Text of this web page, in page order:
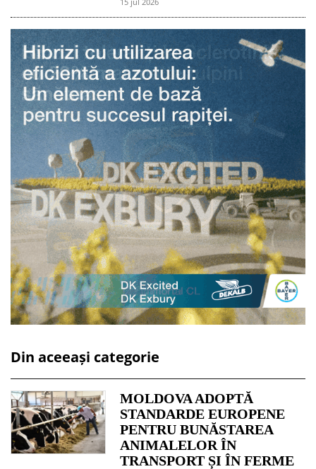
Din aceeași categorie
MOLDOVA ADOPTĂ
STANDARDE EUROPENE
PENTRU BUNĂSTAREA
ANIMALELOR ÎN
TRANSPORT ȘI ÎN FERME